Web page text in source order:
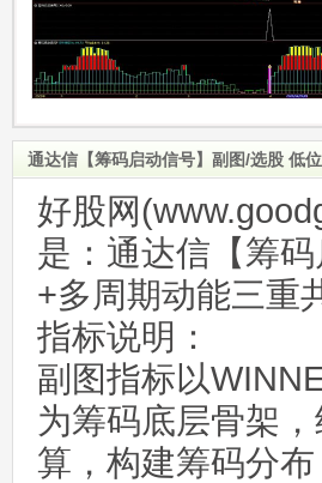
通达信【筹码启动信号】副图/选股 低
好股网
是：通达信【筹
+多周期动能三重
指标说明：
副图指标以
为筹码底层骨架
算，构建筹码分